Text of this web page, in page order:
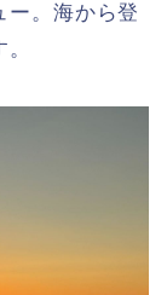
ー。海から登